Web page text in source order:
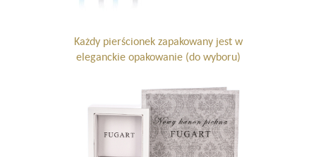
Każdy pierścionek zapakowany jest w
eleganckie opakowanie (do wyboru)